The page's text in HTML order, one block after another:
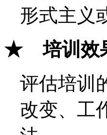
形式主义
★ 培训效
评估培训
改变、工